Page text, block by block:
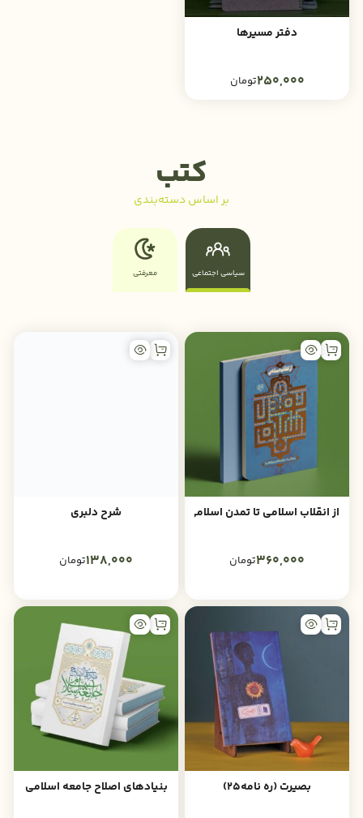
دفتر مسیرها
250,000تومان
کتب
بر اساس دسته‌بندی
سیاسی اجتماعی معرفتی
از انقلاب اسلامی تا تمدن اسلامی
360,000تومان
شرح دلبری
138,000تومان
بصیرت (ره نامه25) بنیادهای اصلاح جامعه اسلامی